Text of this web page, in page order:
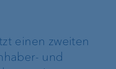
einen zweiten
und